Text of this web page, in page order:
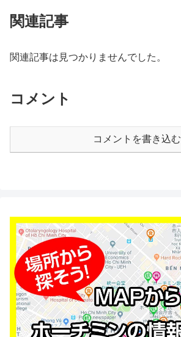
関連記事
関連記事は見つかりませんでした。
コメント
コメントを書き込む